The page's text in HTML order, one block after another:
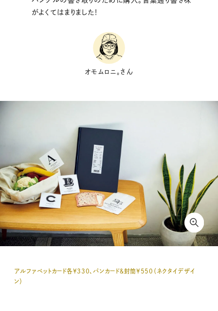
がよくてはまりました！
オモムロニ。さん
アルファベットカード各¥330、パンカード＆封筒¥550（ネクタイデザイ
ン）